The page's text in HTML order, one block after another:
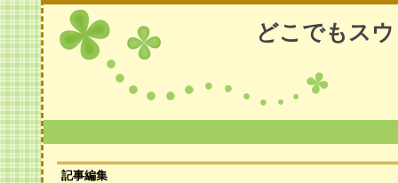
どこでもス
記事編集